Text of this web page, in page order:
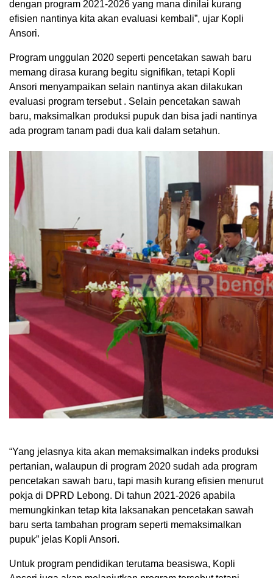
dengan program 2021-2026 yang mana dinilai kurang
efisien nantinya kita akan evaluasi kembali”, ujar Kopli
Ansori.
Program unggulan 2020 seperti pencetakan sawah baru
memang dirasa kurang begitu signifikan, tetapi Kopli
Ansori menyampaikan selain nantinya akan dilakukan
evaluasi program tersebut . Selain pencetakan sawah
baru, maksimalkan produksi pupuk dan bisa jadi nantinya
ada program tanam padi dua kali dalam setahun.
“Yang jelasnya kita akan memaksimalkan indeks produksi
pertanian, walaupun di program 2020 sudah ada program
pencetakan sawah baru, tapi masih kurang efisien menurut
pokja di DPRD Lebong. Di tahun 2021-2026 apabila
memungkinkan tetap kita laksanakan pencetakan sawah
baru serta tambahan program seperti memaksimalkan
pupuk” jelas Kopli Ansori.
Untuk program pendidikan terutama beasiswa, Kopli